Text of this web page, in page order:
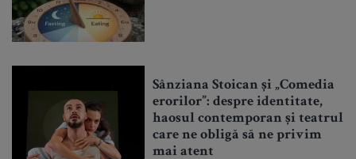
Sânziana Stoican și „Comedia
erorilor”: despre identitate,
haosul contemporan și teatrul
care ne obligă să ne privim
mai atent